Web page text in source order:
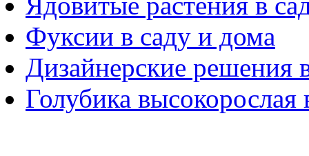
Фуксии в саду и дома
Дизайнерские решения
Голубика